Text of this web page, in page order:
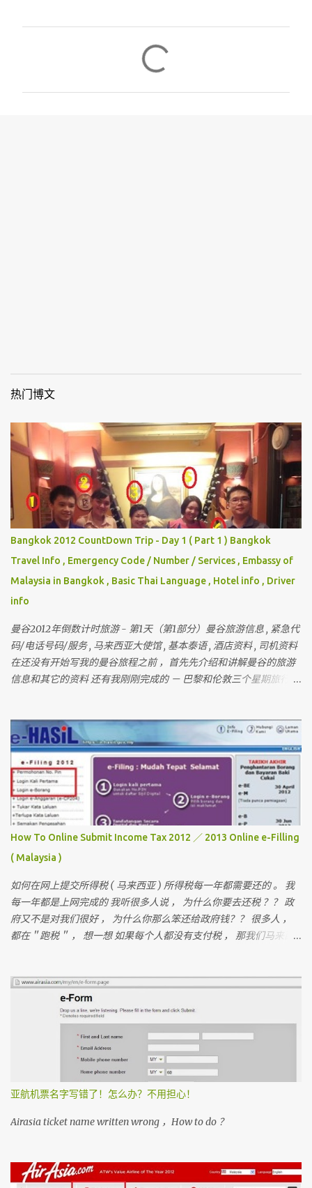
热门博文
Bangkok 2012 CountDown Trip - Day 1 ( Part 1 ) Bangkok
Travel Info , Emergency Code / Number / Services , Embassy of
Malaysia in Bangkok , Basic Thai Language , Hotel info , Driver
info
曼谷2012年倒数计时旅游 - 第1天（第1部分）曼谷旅游信息 , 紧急代
码/电话号码/服务 , 马来西亚大使馆 , 基本泰语 , 酒店资料 , 司机资料
在还没有开始写我的曼谷旅程之前 ，首先先介绍和讲解曼谷的旅游
信息和其它的资料 还有我刚刚完成的 － 巴黎和伦敦三个星期旅行 ，
十六个人 。 这次是七个人 （ 包括我 ）但。。。对我来说 ， 这次是
最困难的一次 。 为什么？？？？ 看看相片先 。
How To Online Submit Income Tax 2012 ／ 2013 Online e-Filling
( Malaysia )
如何在网上提交所得税 ( 马来西亚 ) 所得税每一年都需要还的 。 我
每一年都是上网完成的 我听很多人说 ， 为什么你要去还税 ？？ 政
府又不是对我们很好 ， 为什么你那么笨还给政府钱？？ 很多人 ，
都在＂跑税＂ ， 想一想 如果每个人都没有支付税 ， 那我们马来西
亚航机票名字写错了！怎么办？不用担心！
Airasia ticket name written wrong ，How to do ？